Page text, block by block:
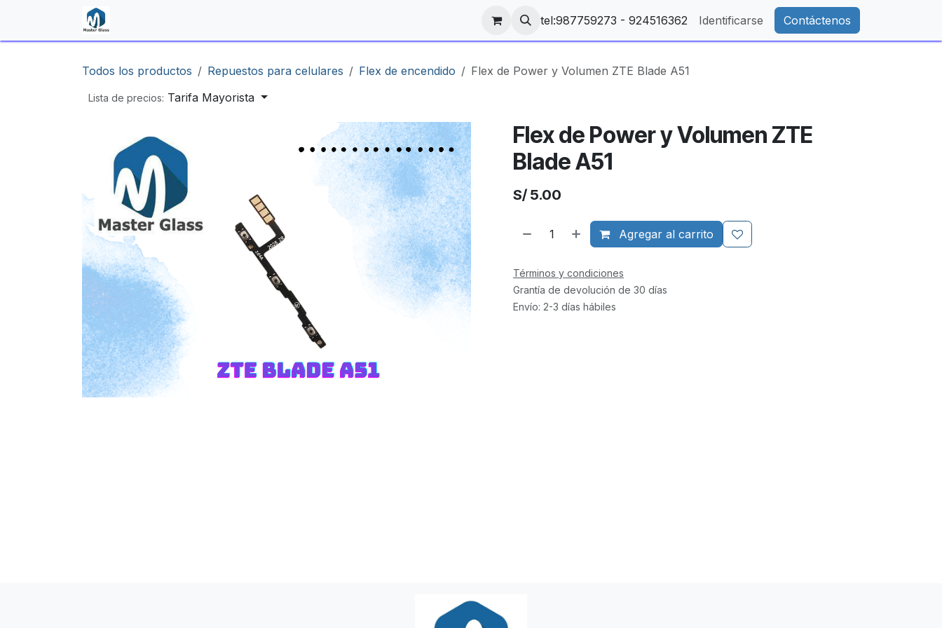
tel:987759273 - 924516362 Identificarse Contáctenos
Todos los productos Repuestos para celulares Flex de encendido Flex de Power y Volumen ZTE Blade A51
Lista de precios: Tarifa Mayorista
Flex de Power y Volumen ZTE
Blade A51
S/ 5.00
Agregar al carrito
Términos y condiciones
Grantía de devolución de 30 días
Envío: 2-3 días hábiles